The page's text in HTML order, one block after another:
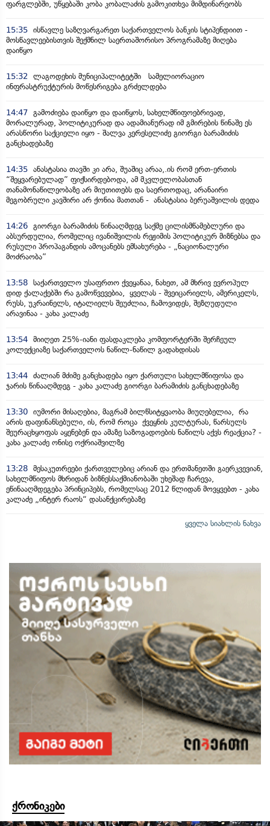
ფარგლებში, უწყებაში კობა კობალაძის გამოკითხვა მიმდინარეობს
15:35 ისწავლე საზღვარგარეთ საქართველოს ბანკის სტიპენდიით -
მოსწავლეებისთვის შექმნილ საერთაშორისო პროგრამაზე მიღება
დაიწყო
15:32
ლაგოდეხის მუნიციპალიტეტში სამელიორაციო
ინფრასტრუქტურის მოწესრიგება გრძელდება
14:47 გამოძიება დაიწყო და დაიწყოს, სახელმწიფოებრივად,
მორალურად, პოლიტიკურად და ადამიანურად იმ გმირების წინაშე ეს
არასწორი საქციელი იყო - შალვა კერესელიძე გიორგი ბარამიძის
განცხადებაზე
14:35 ანასტასია თავში კი არა, შუაშიც არაა,.ის რომ ერთ-ერთის
“შეყვარებულად” ფიქსირდებოდა, ამ მკვლელობასთან
თანამონაწილეობაზე არ მიუთითებს და საერთოდაც, არანაირი
მეგობრული კავშირი არ ქონია მათთან - ანასტასია ბერუაშვილის დედა
14:26 გიორგი ბარამიძის წინააღმდეგ საქმე ცილისმწამებლური და
აბსურდულია, რომელიც ივანიშვილის რეჟიმის პოლიტიკურ მიზნებსა და
რუსული პროპაგანდის ამოცანებს ემსახურება - „ნაციონალური
მოძრაობა”
13:58 საქართველო უსაფრთო ქვეყანაა, ნახეთ, ამ მხრივ ევროპულ
დიდ ქალაქებში რა გამოწვევებია, ყველას - შვეიცარიელს, ამერიკელს,
რუსს, უკრაინელს, იტალიელს შეუძლია, ჩამოვიდეს, შეზღუდული
არავინაა - კახა კალაძე
13:54 მიიღეთ 25%-იანი ფასდაკლება კომფორტერში შერჩეულ
კოლექციაზე საქართველოს ნაწილ-ნაწილ გადახდისას
13:44 ძალიან მძიმე განცხადება იყო ქართული სახელმწიფოსა და
ჯარის წინააღმდეგ - კახა კალაძე გიორგი ბარამიძის განცხადებაზე
13:30 იუმორი მისაღებია, მაგრამ ბილწსიტყვაობა მიუღებელია, რა
არის დაფინანსებული, ის, რომ როცა ქვეყნის კულტურას, წარსულს
შეურაცხყოფას აყენებენ და ამაზე საზოგადოების ნაწილს აქვს რეაქცია? -
კახა კალაძე ონისე ოქრიაშვილზე
13:28 მესაკუთრეები ქართველებიც არიან და ერთმანეთში გაერკვევიან,
სახელმწიფოს მხრიდან ბიზნესსაქმიანობაში უხეშად ჩარევა,
ეწინააღმდეგება პრინციპებს, რომელსაც 2012 წლიდან მოვყვებთ - კახა
კალაძე „ინტერ რაოს“ დასანქცირებაზე
ყველა სიახლის ნახვა
ქრონიკები